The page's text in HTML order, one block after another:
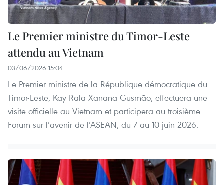
Le Premier ministre du Timor-Leste
attendu au Vietnam
03/06/2026 15:04
Le Premier ministre de la République démocratique du
Timor-Leste, Kay Rala Xanana Gusmão, effectuera une
visite officielle au Vietnam et participera au troisième
Forum sur l’avenir de l’ASEAN, du 7 au 10 juin 2026.